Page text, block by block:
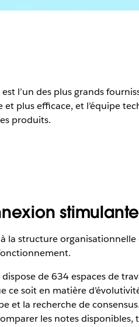
l’un des plus grands
et plus efficace, et l’équipe
produits.
à la structure
de 634 espaces de
ce soit en matière
et la recherche de
les notes disponibles,